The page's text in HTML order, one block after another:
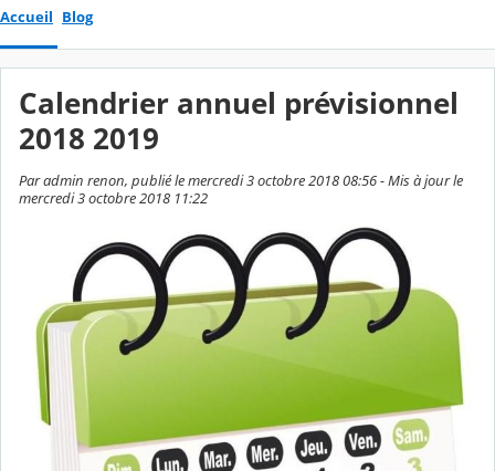
Accueil Blog
Calendrier annuel prévisionnel
2018 2019
Par admin renon, publié le mercredi 3 octobre 2018 08:56 - Mis à jour le
mercredi 3 octobre 2018 11:22